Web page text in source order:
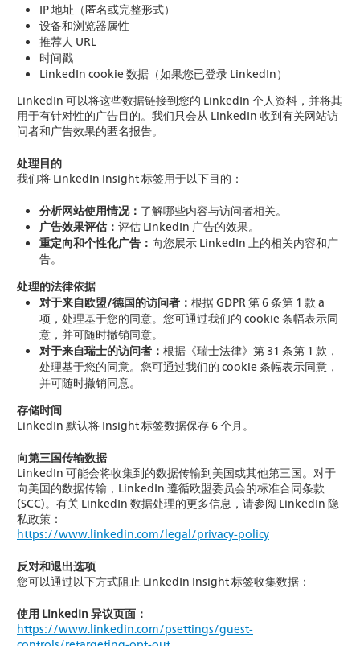
IP 地址（匿名或完整形式）
设备和浏览器属性
推荐人 URL
时间戳
LinkedIn cookie 数据（如果您已登录 LinkedIn）
LinkedIn 可以将这些数据链接到您的 LinkedIn 个人资料，并将其
用于有针对性的广告目的。我们只会从 LinkedIn 收到有关网站访
问者和广告效果的匿名报告。
处理目的
我们将 LinkedIn Insight 标签用于以下目的：
分析网站使用情况： 了解哪些内容与访问者相关。
广告效果评估： 评估 LinkedIn 广告的效果。
重定向和个性化广告： 向您展示 LinkedIn 上的相关内容和广
告。
处理的法律依据
对于来自欧盟/德国的访问者： 根据 GDPR 第 6 条第 1 款 a
项，处理基于您的同意。您可通过我们的 cookie 条幅表示同
意，并可随时撤销同意。
对于来自瑞士的访问者： 根据《瑞士法律》第 31 条第 1 款，
处理基于您的同意。您可通过我们的 cookie 条幅表示同意，
并可随时撤销同意。
存储时间
LinkedIn 默认将 Insight 标签数据保存 6 个月。
向第三国传输数据
LinkedIn 可能会将收集到的数据传输到美国或其他第三国。对于
向美国的数据传输，LinkedIn 遵循欧盟委员会的标准合同条款
(SCC)。有关 LinkedIn 数据处理的更多信息，请参阅 LinkedIn 隐
私政策：
https://www.linkedin.com/legal/privacy-policy
反对和退出选项
您可以通过以下方式阻止 LinkedIn Insight 标签收集数据：
使用 LinkedIn 异议页面：
https://www.linkedin.com/psettings/guest-